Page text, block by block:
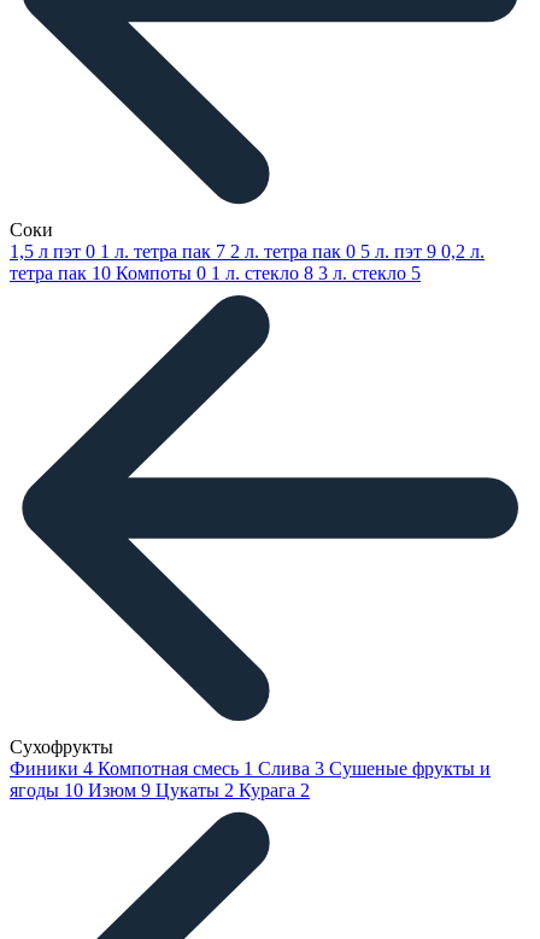
Соки
1,5 л пэт 0 1 л. тетра пак 7 2 л. тетра пак 0 5 л. пэт 9 0,2 л.
тетра пак 10 Компоты 0 1 л. стекло 8 3 л. стекло 5
Сухофрукты
Финики 4 Компотная смесь 1 Слива 3 Сушеные фрукты и
ягоды 10 Изюм 9 Цукаты 2 Курага 2